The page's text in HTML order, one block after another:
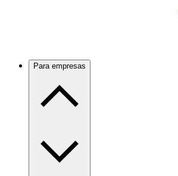
Para empresas